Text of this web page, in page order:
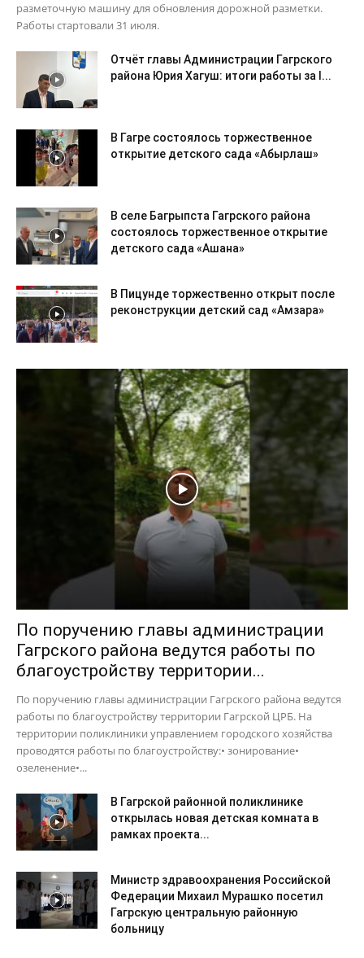
разметочную машину для обновления дорожной разметки.
Работы стартовали 31 июля.
Отчёт главы Администрации Гагрского
района Юрия Хагуш: итоги работы за I...
В Гагре состоялось торжественное
открытие детского сада «Абырлаш»
В селе Багрыпста Гагрского района
состоялось торжественное открытие
детского сада «Ашана»
В Пицунде торжественно открыт после
реконструкции детский сад «Амзара»
По поручению главы администрации
Гагрского района ведутся работы по
благоустройству территории...
По поручению главы администрации Гагрского района ведутся
работы по благоустройству территории Гагрской ЦРБ. На
территории поликлиники управлением городского хозяйства
проводятся работы по благоустройству:• зонирование•
озеленение•...
В Гагрской районной поликлинике
открылась новая детская комната в
рамках проекта...
Министр здравоохранения Российской
Федерации Михаил Мурашко посетил
Гагрскую центральную районную
больницу